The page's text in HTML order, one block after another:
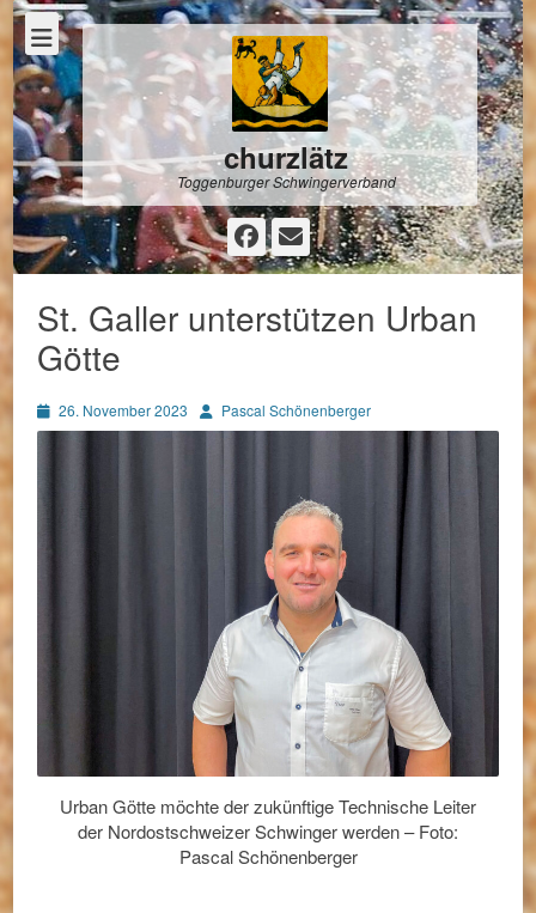
churzlätz
Toggenburger Schwingerverband
Facebook
E-
Mail
St. Galler unterstützen Urban
Götte
Posted
on
26. November 2023 AutorPascal Schönenberger
Urban Götte möchte der zukünftige Technische Leiter
der Nordostschweizer Schwinger werden – Foto:
Pascal Schönenberger